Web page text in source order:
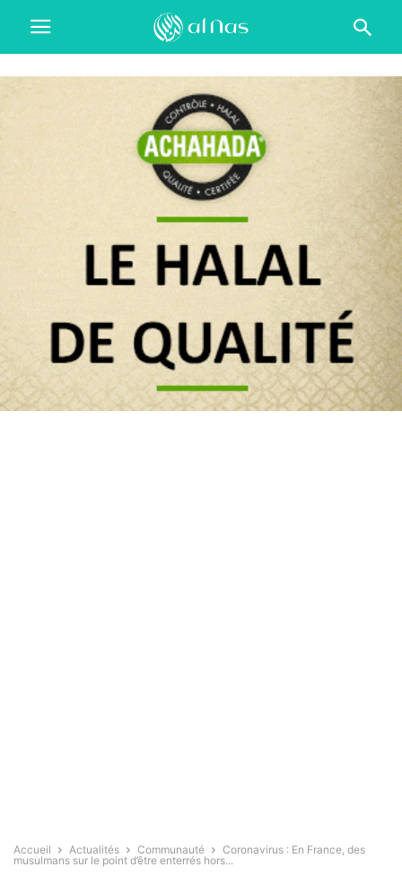
Accueil Actualités Communauté
Coronavirus : En France, des
musulmans sur le point d’être enterrés hors...